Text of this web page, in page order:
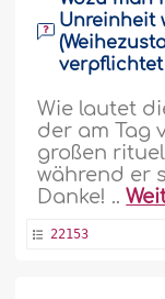
Unreinheit
Wie lautet
der am Tag
großen
während er
Danke! ..
22153